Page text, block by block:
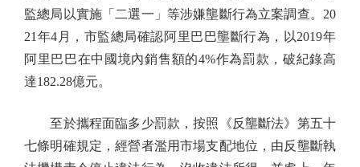
監總局以實施「二選一」等涉嫌壟斷行為立案調查。20
21年4月，市監總局確認阿里巴巴壟斷行為，以2019年
阿里巴巴在中國境內銷售額的4%作為罰款，破紀錄高
達182.28億元。
至於攜程面臨多少罰款，按照《反壟斷法》第五十
七條明確規定，經營者濫用市場支配地位，由反壟斷執